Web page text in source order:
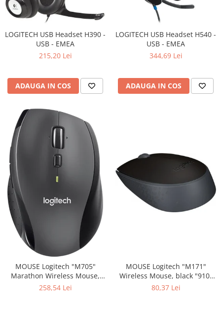
Cloud si Aplicatii SaaS
Sisteme Videoconferinta
Securitate Date
LOGITECH USB Headset H390 -
USB - EMEA
215,20 Lei
ADAUGA IN COS
LOGITECH USB Headset H540 -
USB - EMEA
344,69 Lei
ADAUGA IN COS
MOUSE Logitech "M705"
Marathon Wireless Mouse,
black "910-001949" (include
258,54 Lei
MOUSE Logitech "M171"
Wireless Mouse, black "910-
80,37 Lei